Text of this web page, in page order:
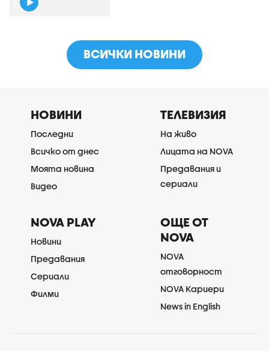
ВСИЧКИ НОВИНИ
НОВИНИ
Последни
Всичко от днес
Моята новина
Видео
ТЕЛЕВИЗИЯ
На живо
Лицата на NOVA
Предавания и
сериали
NOVA PLAY
Новини
Предавания
Сериали
Филми
ОЩЕ ОТ
NOVA
NOVA
отговорност
NOVA Кариери
News in English